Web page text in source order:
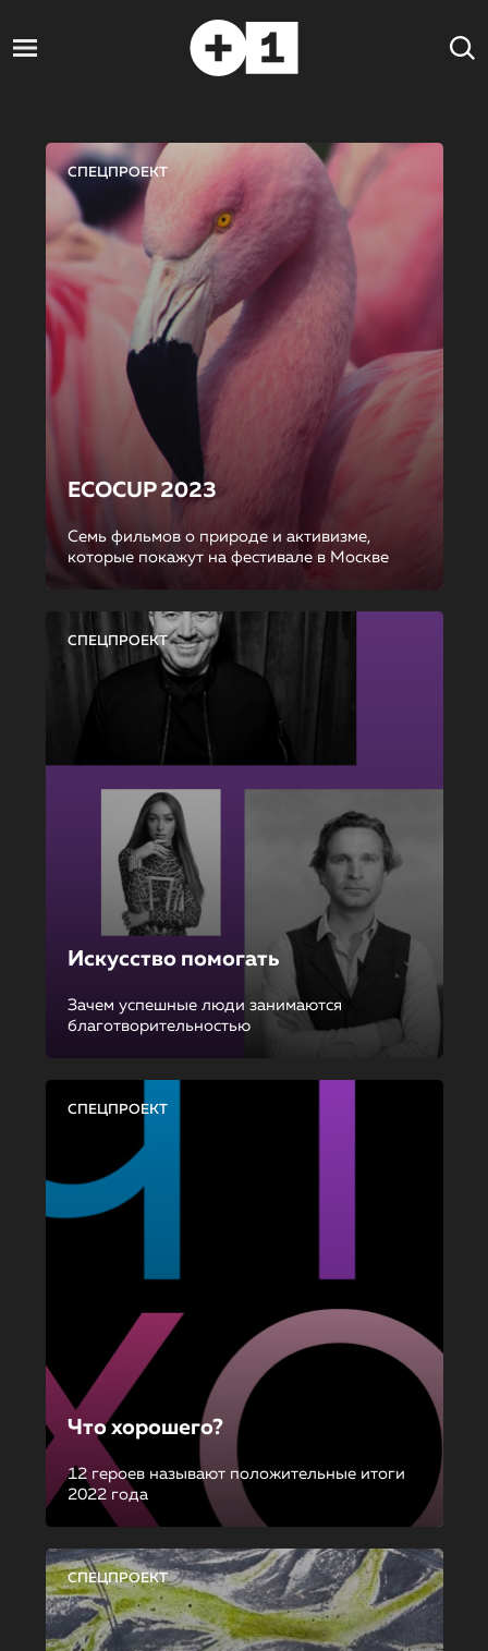
СПЕЦПРОЕКТ
ECOCUP 2023
Семь фильмов о природе и активизме,
которые покажут на фестивале в Москве
СПЕЦПРОЕКТ
Искусство помогать
Зачем успешные люди занимаются
благотворительностью
СПЕЦПРОЕКТ
Что хорошего?
12 героев называют положительные итоги
2022 года
СПЕЦПРОЕКТ